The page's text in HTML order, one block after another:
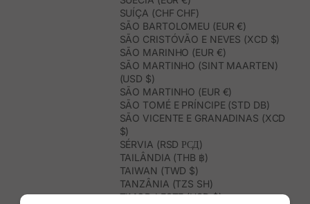
SUÍÇA (CHF CHF)
SÃO BARTOLOMEU (EUR €)
SÃO CRISTÓVÃO E NEVES (XCD $)
SÃO MARINHO (EUR €)
SÃO MARTINHO (SINT MAARTEN)
(USD $)
SÃO MARTINHO (EUR €)
SÃO TOMÉ E PRÍNCIPE (STD DB)
SÃO VICENTE E GRANADINAS (XCD
$)
SÉRVIA (RSD РСД)
TAILÂNDIA (THB ฿)
TAIWAN (TWD $)
TANZÂNIA (TZS SH)
TIMOR-LESTE (USD $)